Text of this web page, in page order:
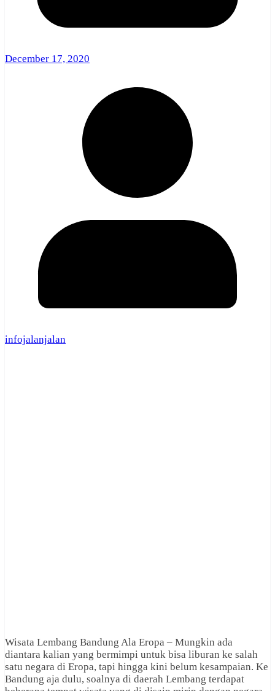
December 17, 2020
infojalanjalan
Wisata Lembang Bandung Ala Eropa – Mungkin ada
diantara kalian yang bermimpi untuk bisa liburan ke salah
satu negara di Eropa, tapi hingga kini belum kesampaian. Ke
Bandung aja dulu, soalnya di daerah Lembang terdapat